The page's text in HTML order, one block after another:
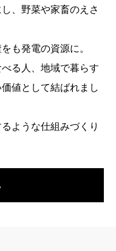
、野菜や家畜のえさ
も発電の資源に。
る人、地域で暮らす
値として結ばれまし
ような仕組みづくり